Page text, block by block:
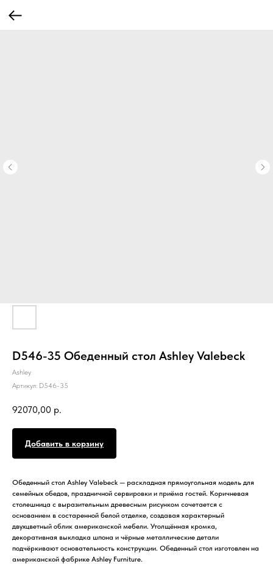
D546-35 Обеденный стол Ashley Valebeck
Ashley
Артикул: D546-35
92070,00 р.
Добавить в корзину
Обеденный стол Ashley Valebeck — раскладная прямоугольная модель для
семейных обедов, праздничной сервировки и приёма гостей. Коричневая
столешница с выразительным древесным рисунком сочетается с
основанием в состаренной белой отделке, создавая характерный
двухцветный облик американской мебели. Утолщённая кромка,
декоративная выкладка шпона и чёрные металлические детали
подчёркивают основательность конструкции. Обеденный стол изготовлен на
американской фабрике Ashley Furniture.